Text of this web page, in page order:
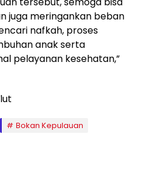
juga meringankan beban
nafkah, proses
anak serta
pelayanan kesehatan,”
Bokan Kepulauan